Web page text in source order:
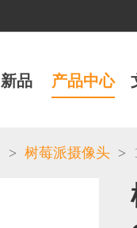
新品 产品中心
> 树莓派摄像头 >